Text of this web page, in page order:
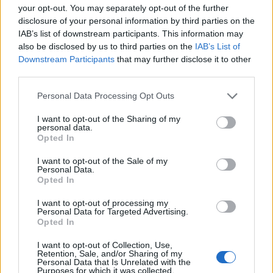
your opt-out. You may separately opt-out of the further
disclosure of your personal information by third parties on the
IAB’s list of downstream participants. This information may
also be disclosed by us to third parties on the IAB’s List of
Downstream Participants that may further disclose it to other
Personal Data Processing Opt Outs
I want to opt-out of the Sharing of my
personal data.
Opted In
I want to opt-out of the Sale of my
Personal Data.
Opted In
I want to opt-out of processing my
Personal Data for Targeted Advertising.
Opted In
I want to opt-out of Collection, Use,
Retention, Sale, and/or Sharing of my
Personal Data that Is Unrelated with the
Purposes for which it was collected.
Les snacks :Certains snacks emblématiques des
courants aujourd’hui. On peut citer les Bugles, les
Monster Munch, les Bonkers, les Dunk-a-Roos, les
Space Dust (popping candy) et les Kaboom Cereal.